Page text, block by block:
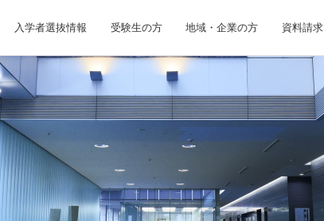
入学者選抜情報 受験生の方 地域・企業の方 資料請求